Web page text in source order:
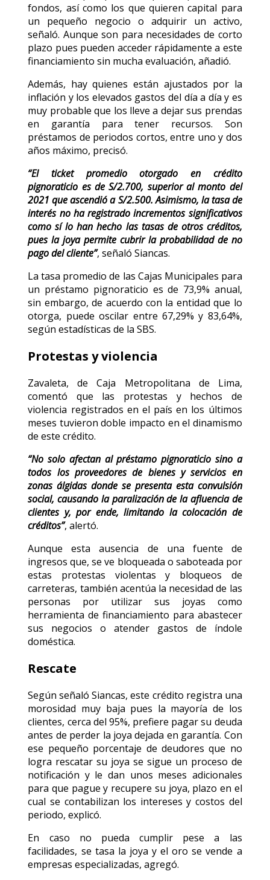
fondos, así como los que quieren capital para
un pequeño negocio o adquirir un activo,
señaló. Aunque son para necesidades de corto
plazo pues pueden acceder rápidamente a este
financiamiento sin mucha evaluación, añadió.
Además, hay quienes están ajustados por la
inflación y los elevados gastos del día a día y es
muy probable que los lleve a dejar sus prendas
en garantía para tener recursos. Son
préstamos de periodos cortos, entre uno y dos
años máximo, precisó.
“El ticket promedio otorgado en crédito
pignoraticio es de S/2.700, superior al monto del
2021 que ascendió a S/2.500. Asimismo, la tasa de
interés no ha registrado incrementos significativos
como sí lo han hecho las tasas de otros créditos,
pues la joya permite cubrir la probabilidad de no
pago del cliente”, señaló Siancas.
La tasa promedio de las Cajas Municipales para
un préstamo pignoraticio es de 73,9% anual,
sin embargo, de acuerdo con la entidad que lo
otorga, puede oscilar entre 67,29% y 83,64%,
según estadísticas de la SBS.
Protestas y violencia
Zavaleta, de Caja Metropolitana de Lima,
comentó que las protestas y hechos de
violencia registrados en el país en los últimos
meses tuvieron doble impacto en el dinamismo
de este crédito.
“No solo afectan al préstamo pignoraticio sino a
todos los proveedores de bienes y servicios en
zonas álgidas donde se presenta esta convulsión
social, causando la paralización de la afluencia de
clientes y, por ende, limitando la colocación de
créditos”, alertó.
Aunque esta ausencia de una fuente de
ingresos que, se ve bloqueada o saboteada por
estas protestas violentas y bloqueos de
carreteras, también acentúa la necesidad de las
personas por utilizar sus joyas como
herramienta de financiamiento para abastecer
sus negocios o atender gastos de índole
doméstica.
Rescate
Según señaló Siancas, este crédito registra una
morosidad muy baja pues la mayoría de los
clientes, cerca del 95%, prefiere pagar su deuda
antes de perder la joya dejada en garantía. Con
ese pequeño porcentaje de deudores que no
logra rescatar su joya se sigue un proceso de
notificación y le dan unos meses adicionales
para que pague y recupere su joya, plazo en el
cual se contabilizan los intereses y costos del
periodo, explicó.
En caso no pueda cumplir pese a las
facilidades, se tasa la joya y el oro se vende a
empresas especializadas, agregó.